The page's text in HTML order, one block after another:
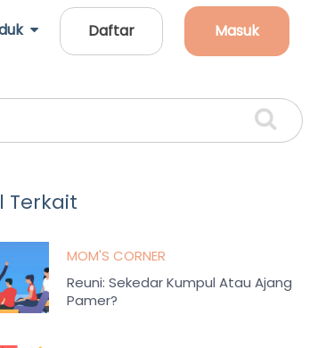
Daftar Masuk
Terkait
MOM'S CORNER
Reuni: Sekedar Kumpul Atau Ajang
Pamer?